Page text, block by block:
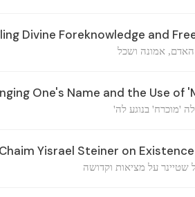
Divine Foreknowledge and
האדם, אמונה ושכל
One's Name and the Use of
'מוכרח' בנוגע לה'
Yisrael Steiner on
שטיינר על מציאות וקדושה